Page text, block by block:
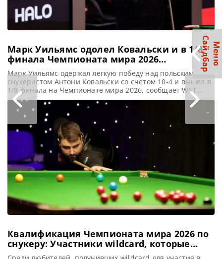
Марк Уильямс одолел Ковальски и в 1/8
финала Чемпионата мира 2026
встретится с Барри Хокинсом
Марк Уильямс одержал легкую победу над польским
снукеристом Антони Ковальски со счетом 10-4 и вышел в
1/8 финала на Чемпионате мира 2026, сообщает WST
Марк Уильямс одержал уверенную победу над
сильнейшим снукеристом из Польши Антони Ковальски
со счетом 10-4. Успешный результат привел опытного
игрока к 23-му выходу в 1/8 финала Чемпионата мира
2026 по снукеру.
Квалификация Чемпионата мира 2026 по
снукеру: Участники wildcard, которые
заслуживают особого внимания
М
е
н
ю
Са
й
д
б
а
р